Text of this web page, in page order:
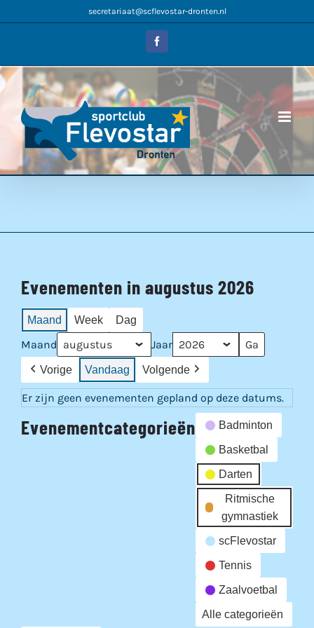
naar
secretariaat@scflevostar-dronten.nl
Facebook
Evenementen in augustus 2026
Maand Week Dag
Maand Jaar
Vorige Vandaag Volgende
Er zijn geen evenementen gepland op deze datums.
Evenementcategorieën Badminton
Basketbal
Darten
Ritmische
gymnastiek
scFlevostar
Tennis
Zaalvoetbal
Alle categorieën